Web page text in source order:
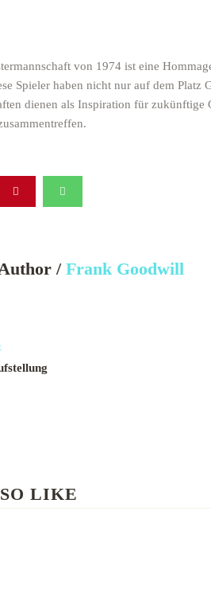
von 1974 ist eine
Spieler haben nicht nur auf dem Platz
dienen als Inspiration für
/ Frank Goodwill
LIKE